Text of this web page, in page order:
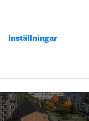
Inställningar